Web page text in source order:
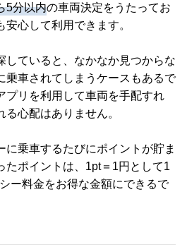
5分以内の車両決定をうたってお
心して利用できます。
していると、なかなか見つからな
乗車されてしまうケースもあるで
プリを利用して車両を手配すれ
心配はありません。
に乗車するたびにポイントが貯ま
たポイントは、1pt＝1円として1
ー料金をお得な金額にできるで